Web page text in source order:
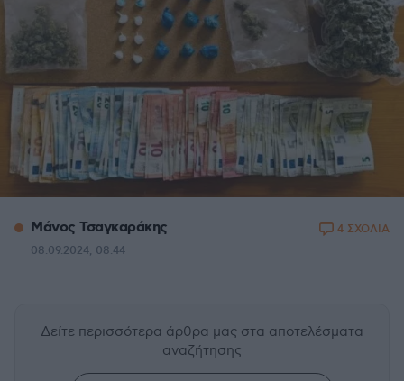
Μάνος Τσαγκαράκης
08.09.2024, 08:44
4 ΣΧΟΛΙΑ
Δείτε περισσότερα άρθρα μας στα αποτελέσματα
αναζήτησης